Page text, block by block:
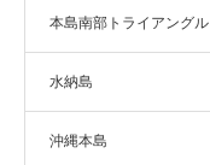
本島南部トライアングル
水納島
沖縄本島